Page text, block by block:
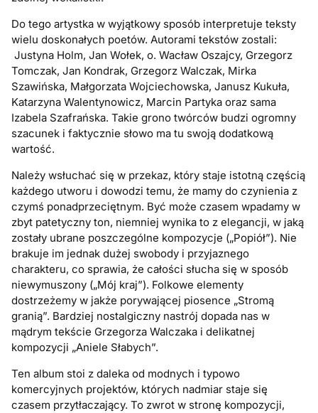
Do tego artystka w wyjątkowy sposób interpretuje teksty
wielu doskonałych poetów. Autorami tekstów zostali:
Justyna Holm, Jan Wołek, o. Wacław Oszajcy, Grzegorz
Tomczak, Jan Kondrak, Grzegorz Walczak, Mirka
Szawińska, Małgorzata Wojciechowska, Janusz Kukuła,
Katarzyna Walentynowicz, Marcin Partyka oraz sama
Izabela Szafrańska. Takie grono twórców budzi ogromny
szacunek i faktycznie słowo ma tu swoją dodatkową
wartość.
Należy wsłuchać się w przekaz, który staje istotną częścią
każdego utworu i dowodzi temu, że mamy do czynienia z
czymś ponadprzeciętnym. Być może czasem wpadamy w
zbyt patetyczny ton, niemniej wynika to z elegancji, w jaką
zostały ubrane poszczególne kompozycje („Popiół”). Nie
brakuje im jednak dużej swobody i przyjaznego
charakteru, co sprawia, że całości słucha się w sposób
niewymuszony („Mój kraj”). Folkowe elementy
dostrzeżemy w jakże porywającej piosence „Stromą
granią”. Bardziej nostalgiczny nastrój dopada nas w
mądrym tekście Grzegorza Walczaka i delikatnej
kompozycji „Aniele Słabych”.
Ten album stoi z daleka od modnych i typowo
komercyjnych projektów, których nadmiar staje się
czasem przytłaczający. To zwrot w stronę kompozycji,